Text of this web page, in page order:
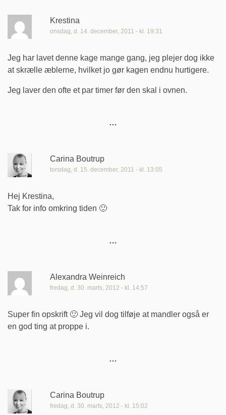
Krestina
onsdag, d. 14. december, 2011 - kl. 19:31
Jeg har lavet denne kage mange gang, jeg plejer dog ikke
at skrælle æblerne, hvilket jo gør kagen endnu hurtigere.
Jeg laver den ofte et par timer før den skal i ovnen.
Carina Boutrup
torsdag, d. 15. december, 2011 - kl. 13:05
Hej Krestina,
Tak for info omkring tiden 🙂
Alexandra Weinreich
fredag, d. 30. marts, 2012 - kl. 14:57
Super fin opskrift 🙂 Jeg vil dog tilføje at mandler også er
en god ting at proppe i.
Carina Boutrup
fredag, d. 30. marts, 2012 - kl. 15:02